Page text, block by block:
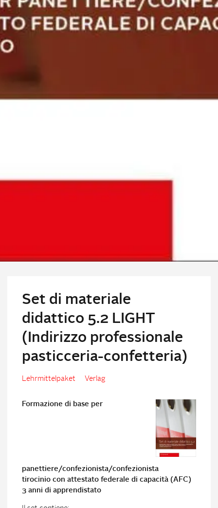
Set di materiale
didattico 5.2 LIGHT
(Indirizzo professionale
pasticceria-confetteria)
Lehrmittelpaket Verlag
Formazione di base per
panettiere/confezionista/confezionista
tirocinio con attestato federale di capacità (AFC)
3 anni di apprendistato